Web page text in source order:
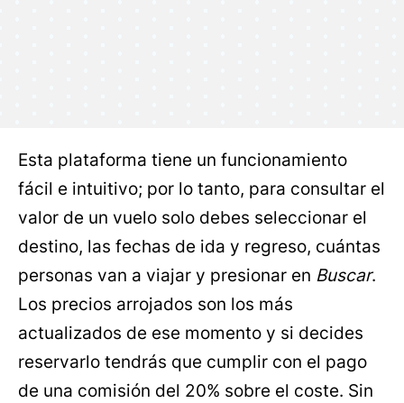
Esta plataforma tiene un funcionamiento
fácil e intuitivo; por lo tanto, para consultar el
valor de un vuelo solo debes seleccionar el
destino, las fechas de ida y regreso, cuántas
personas van a viajar y presionar en Buscar.
Los precios arrojados son los más
actualizados de ese momento y si decides
reservarlo tendrás que cumplir con el pago
de una comisión del 20% sobre el coste. Sin